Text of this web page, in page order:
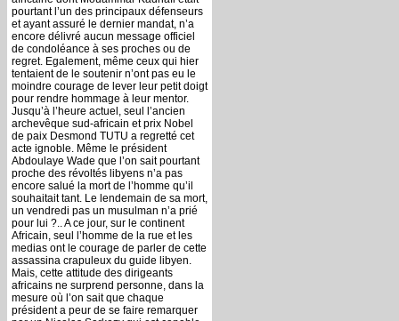
pourtant l’un des principaux défenseurs
et ayant assuré le dernier mandat, n’a
encore délivré aucun message officiel
de condoléance à ses proches ou de
regret. Egalement, même ceux qui hier
tentaient de le soutenir n’ont pas eu le
moindre courage de lever leur petit doigt
pour rendre hommage à leur mentor.
Jusqu’à l’heure actuel, seul l’ancien
archevêque sud-africain et prix Nobel
de paix Desmond TUTU a regretté cet
acte ignoble. Même le président
Abdoulaye Wade que l’on sait pourtant
proche des révoltés libyens n’a pas
encore salué la mort de l’homme qu’il
souhaitait tant. Le lendemain de sa mort,
un vendredi pas un musulman n’a prié
pour lui ?.. A ce jour, sur le continent
Africain, seul l’homme de la rue et les
medias ont le courage de parler de cette
assassina crapuleux du guide libyen.
Mais, cette attitude des dirigeants
africains ne surprend personne, dans la
mesure où l’on sait que chaque
président a peur de se faire remarquer